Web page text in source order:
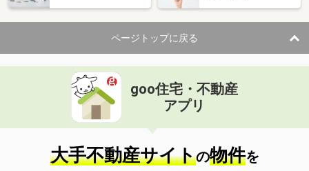
ページトップに戻る
goo住宅・不動産
アプリ
大手不動産サイトの物件を